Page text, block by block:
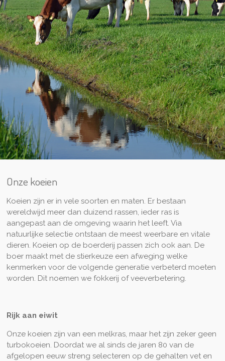
Onze koeien
Koeien zijn er in vele soorten en maten. Er bestaan
wereldwijd meer dan duizend rassen, ieder ras is
aangepast aan de omgeving waarin het leeft. Via
natuurlijke selectie ontstaan de meest weerbare en vitale
dieren. Koeien op de boerderij passen zich ook aan. De
boer maakt met de stierkeuze een afweging welke
kenmerken voor de volgende generatie verbeterd moeten
worden. Dit noemen we fokkerij of veeverbetering.
Rijk aan eiwit
Onze koeien zijn van een melkras, maar het zijn zeker geen
turbokoeien. Doordat we al sinds de jaren 80 van de
afgelopen eeuw streng selecteren op de gehalten vet en